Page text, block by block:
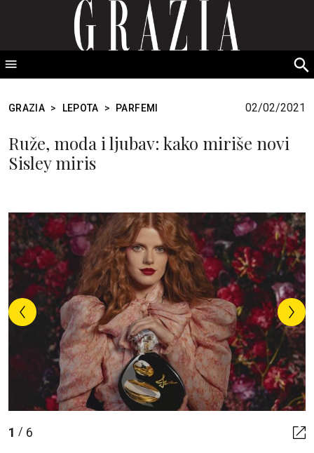
GRAZIA Srbija
GRAZIA > LEPOTA > PARFEMI 02/02/2021
Ruže, moda i ljubav: kako miriše novi
Sisley miris
1 / 6